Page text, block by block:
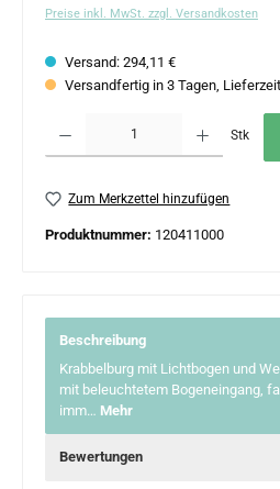
Preise inkl. MwSt. zzgl. Versandkosten
Versand: 294,11 €
Versandfertig in 3 Tagen,
Stk
Zum Merkzettel hinzufügen
Produktnummer: 120411000
Beschreibung
Krabbelburg mit Lichtbogen und
mit beleuchtetem Bogeneingang,
imm… Mehr
Bewertungen